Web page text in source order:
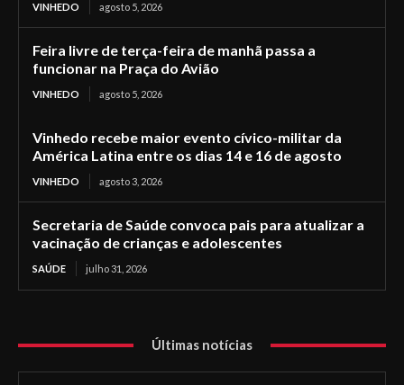
VINHEDO agosto 5, 2026
Feira livre de terça-feira de manhã passa a
funcionar na Praça do Avião
VINHEDO agosto 5, 2026
Vinhedo recebe maior evento cívico-militar da
América Latina entre os dias 14 e 16 de agosto
VINHEDO agosto 3, 2026
Secretaria de Saúde convoca pais para atualizar a
vacinação de crianças e adolescentes
SAÚDE julho 31, 2026
Últimas notícias